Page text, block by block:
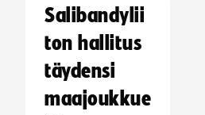
Salibandylii
ton hallitus
täydensi
maajoukkue